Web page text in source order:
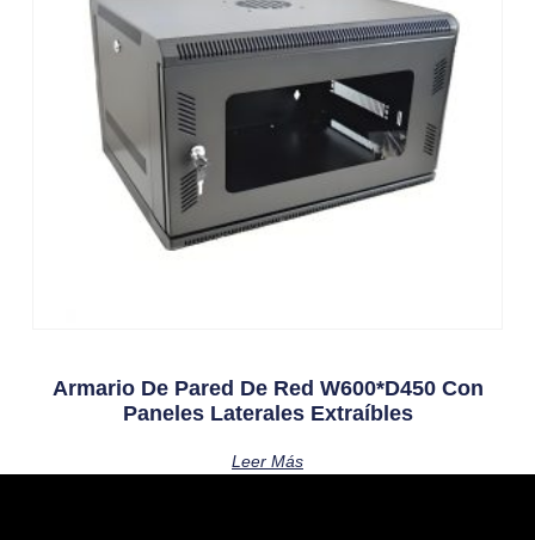
Armario De Pared De Red W600*D450 Con
Paneles Laterales Extraíbles
Leer Más